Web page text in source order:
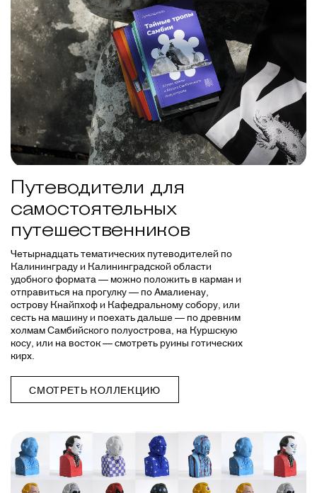
Путеводители для
самостоятельных
путешественников
Четырнадцать тематических путеводителей по
Калининграду и Калининградской области
удобного формата — можно положить в карман и
отправиться на прогулку — по Амалиенау,
острову Кнайпхоф и Кафедральному собору, или
сесть на машину и поехать дальше — по древним
холмам Самбийского полуострова, на Куршскую
косу, или на восток — смотреть руины готических
кирх.
СМОТРЕТЬ КОЛЛЕКЦИЮ